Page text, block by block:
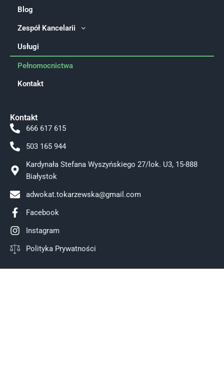
Blog
Zespół Kancelarii
Usługi
Pełnomocnictwa
Kontakt
Kontakt
666 617 615
503 165 944
Kardynała Stefana Wyszyńskiego 27/lok. U3, 15-888
Białystok
adwokat.tokarzewska@gmail.com
Facebook
Instagram
Polityka Prywatności